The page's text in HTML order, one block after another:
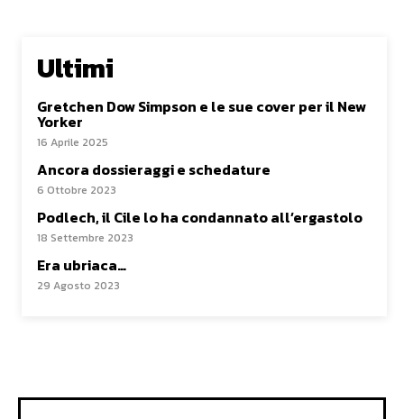
Ultimi
Gretchen Dow Simpson e le sue cover per il New
Yorker
16 Aprile 2025
Ancora dossieraggi e schedature
6 Ottobre 2023
Podlech, il Cile lo ha condannato all’ergastolo
18 Settembre 2023
Era ubriaca…
29 Agosto 2023